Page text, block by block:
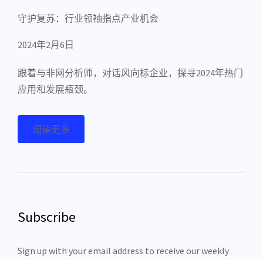
守护复苏：行业领袖指点产业机会
2024年2月6日
跟着与非网分析师，对话风向标企业，探寻2024年热门
应用和发展瓶颈。
阅读更多
Subscribe
Sign up with your email address to receive our weekly